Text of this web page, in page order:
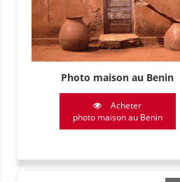
Photo maison au Benin
Acheter
photo maison au Benin